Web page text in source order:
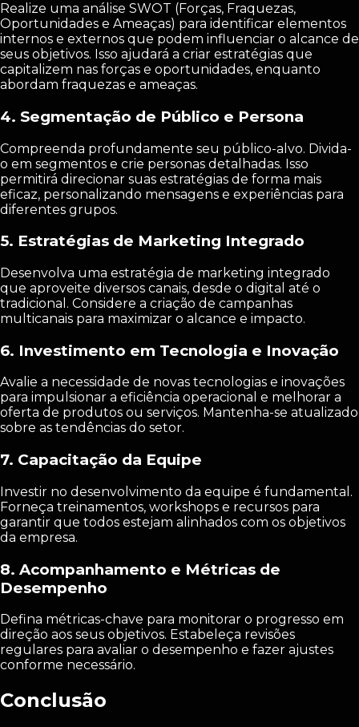
Realize uma análise SWOT (Forças, Fraquezas,
Oportunidades e Ameaças) para identificar elementos
internos e externos que podem influenciar o alcance de
seus objetivos. Isso ajudará a criar estratégias que
capitalizem nas forças e oportunidades, enquanto
abordam fraquezas e ameaças.
4. Segmentação de Público e Persona
Compreenda profundamente seu público-alvo. Divida-
o em segmentos e crie personas detalhadas. Isso
permitirá direcionar suas estratégias de forma mais
eficaz, personalizando mensagens e experiências para
diferentes grupos.
5. Estratégias de Marketing Integrado
Desenvolva uma estratégia de marketing integrado
que aproveite diversos canais, desde o digital até o
tradicional. Considere a criação de campanhas
multicanais para maximizar o alcance e impacto.
6. Investimento em Tecnologia e Inovação
Avalie a necessidade de novas tecnologias e inovações
para impulsionar a eficiência operacional e melhorar a
oferta de produtos ou serviços. Mantenha-se atualizado
sobre as tendências do setor.
7. Capacitação da Equipe
Investir no desenvolvimento da equipe é fundamental.
Forneça treinamentos, workshops e recursos para
garantir que todos estejam alinhados com os objetivos
da empresa.
8. Acompanhamento e Métricas de
Desempenho
Defina métricas-chave para monitorar o progresso em
direção aos seus objetivos. Estabeleça revisões
regulares para avaliar o desempenho e fazer ajustes
conforme necessário.
Conclusão